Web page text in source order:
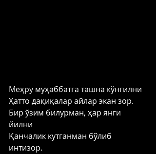
Меҳру муҳаббатга ташна кўнгилни
Ҳатто дақиқалар айлар экан зор.
Бир ўзим билурман, ҳар янги
йилни
Қанчалик кутганман бўлиб
интизор.